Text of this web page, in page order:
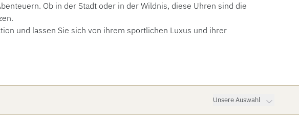
Ob in der Stadt oder in der Wildnis, diese Uhren sind die
und lassen Sie sich von ihrem sportlichen Luxus und ihrer
Unsere Auswahl